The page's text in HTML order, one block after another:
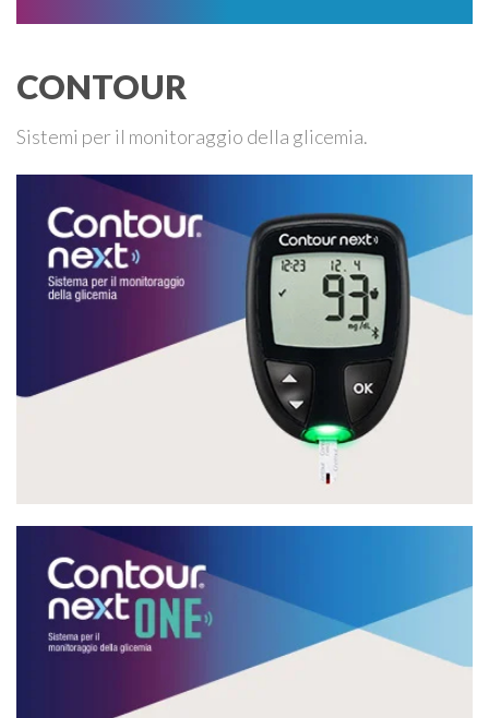
CONTOUR
Sistemi per il monitoraggio della glicemia.